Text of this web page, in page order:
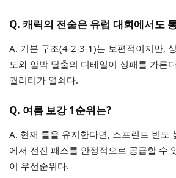
Q. 캐릭의 전술은 유럽 대회에서도
A. 기본 구조(4-2-3-1)는 보편적이지만,
도와 압박 탈출의 디테일이 성패를 가른
퀄리티가 열쇠다.
Q. 여름 보강 1순위는?
A. 현재 틀을 유지한다면, 스프린트 빈도
에서 전진 패스를 안정적으로 공급할 수
이 우선순위다.